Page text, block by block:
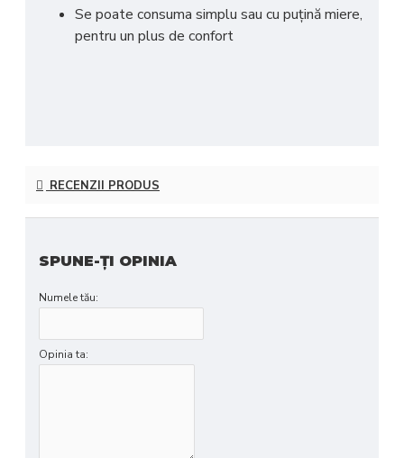
Se poate consuma simplu sau cu puțină miere,
pentru un plus de confort
RECENZII PRODUS
SPUNE-ŢI OPINIA
Numele tău:
Opinia ta: